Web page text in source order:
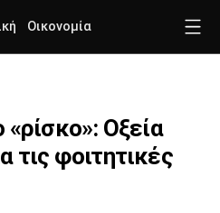
Οικονομία
Οξεία
τις φοιτητικές